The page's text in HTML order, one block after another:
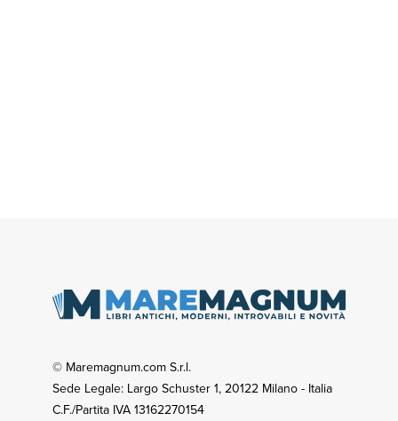
© Maremagnum.com S.r.l.
Sede Legale: Largo Schuster 1, 20122 Milano - Italia
C.F./Partita IVA 13162270154